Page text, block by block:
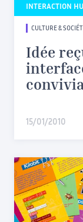
INTERACTION
CULTURE &
Idée
15/01/2010